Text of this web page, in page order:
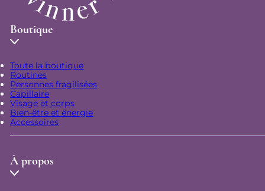
Boutique
Toute la boutique
Routines
Personnes fragilisées
Capillaire
Visage et corps
Bien-être et énergie
Accessoires
À propos